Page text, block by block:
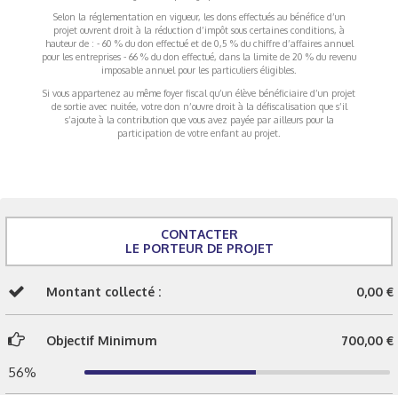
Selon la réglementation en vigueur, les dons effectués au bénéfice d’un
projet ouvrent droit à la réduction d’impôt sous certaines conditions, à
hauteur de : - 60 % du don effectué et de 0,5 % du chiffre d’affaires annuel
pour les entreprises - 66 % du don effectué, dans la limite de 20 % du revenu
imposable annuel pour les particuliers éligibles.
Si vous appartenez au même foyer fiscal qu’un élève bénéficiaire d’un projet
de sortie avec nuitée, votre don n’ouvre droit à la défiscalisation que s’il
s’ajoute à la contribution que vous avez payée par ailleurs pour la
participation de votre enfant au projet.
CONTACTER
LE PORTEUR DE PROJET
Montant collecté : 0,00 €
Objectif Minimum 700,00 €
56%